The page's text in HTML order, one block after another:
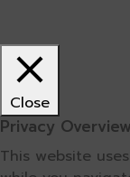
Close
Privacy Overview
This website